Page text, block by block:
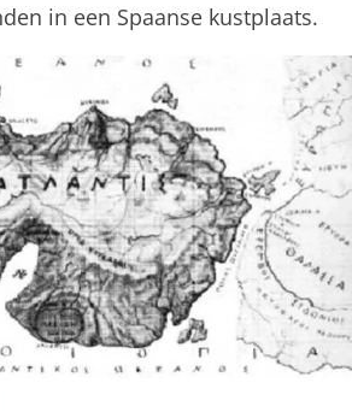
in een Spaanse kustplaats.